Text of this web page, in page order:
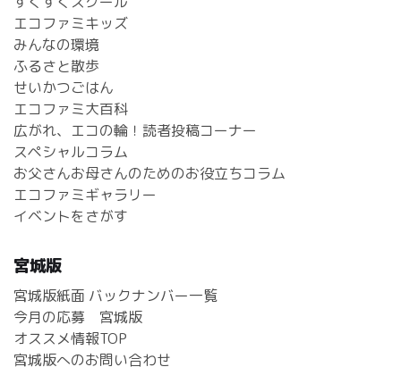
エコファミキッズ
みんなの環境
ふるさと散歩
せいかつごはん
エコファミ大百科
広がれ、エコの輪！読者投稿コーナー
スペシャルコラム
お父さんお母さんのためのお役立ちコラム
エコファミギャラリー
イベントをさがす
宮城版
宮城版紙面 バックナンバー一覧
今月の応募 宮城版
オススメ情報TOP
宮城版へのお問い合わせ